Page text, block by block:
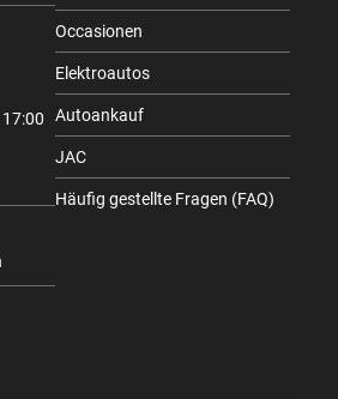
Occasionen
Elektroautos
Autoankauf
JAC
Häufig gestellte Fragen (FAQ)